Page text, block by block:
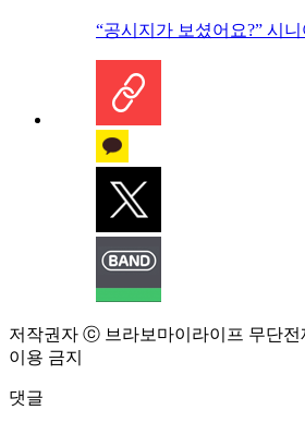
“공시지가 보셨어요?” 시
저작권자 ⓒ 브라보마이라이프 무단전
이용 금지
댓글